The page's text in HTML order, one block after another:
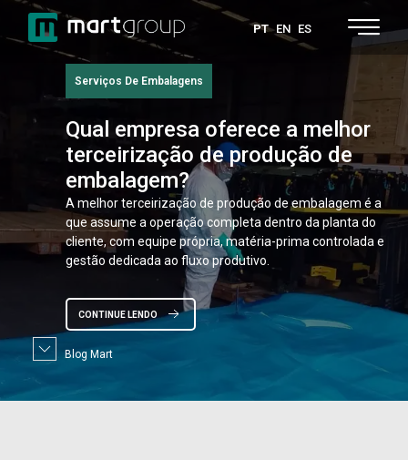
PT EN ES
Serviços De Embalagens
Qual empresa oferece a melhor
terceirização de produção de
embalagem?
A melhor terceirização de produção de embalagem é a
que assume a operação completa dentro da planta do
cliente, com equipe própria, matéria-prima controlada e
gestão dedicada ao fluxo produtivo.
CONTINUE LENDO
Blog Mart